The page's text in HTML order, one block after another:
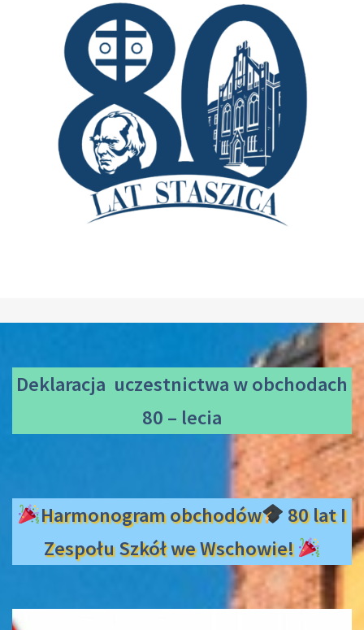
Deklaracja uczestnictwaw obchodach
80 – lecia
Harmonogram obchodów
80 lat I
Zespołu Szkół we Wschowie!